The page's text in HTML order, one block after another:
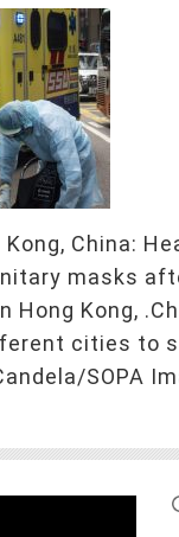
Kong, China:
masks
Hong Kong,
cities to
SOPA